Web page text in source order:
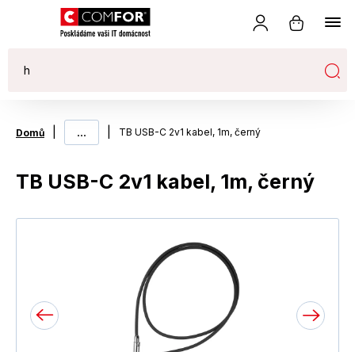
Domů ... TB USB-C 2v1 kabel, 1m, černý
TB USB-C 2v1 kabel, 1m, černý